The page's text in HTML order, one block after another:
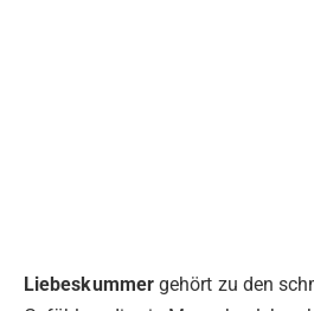
Liebeskummergehört zu den